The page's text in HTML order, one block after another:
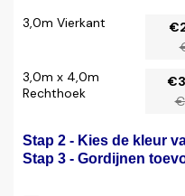
3,0m Vierkant
3,0m x 4,0m
Rechthoek
Stap 2 - Kies de kleur
Stap 3 - Gordijnen